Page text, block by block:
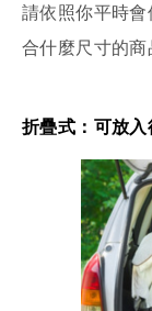
請依照你平時
合什麼尺寸的商
折疊式：可放